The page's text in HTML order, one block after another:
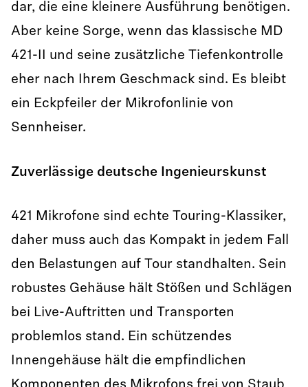
dar, die eine kleinere Ausführung benötigen.
Aber keine Sorge, wenn das klassische MD
421-II und seine zusätzliche Tiefenkontrolle
eher nach Ihrem Geschmack sind. Es bleibt
ein Eckpfeiler der Mikrofonlinie von
Sennheiser.
Zuverlässige deutsche Ingenieurskunst
421 Mikrofone sind echte Touring-Klassiker,
daher muss auch das Kompakt in jedem Fall
den Belastungen auf Tour standhalten. Sein
robustes Gehäuse hält Stößen und Schlägen
bei Live-Auftritten und Transporten
problemlos stand. Ein schützendes
Innengehäuse hält die empfindlichen